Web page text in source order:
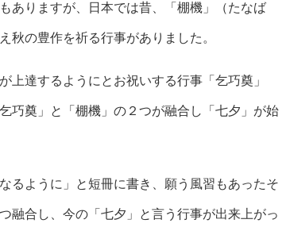
ありますが、日本では昔、「棚機」（たなば
秋の豊作を祈る行事がありました。
上達するようにとお祝いする行事「乞巧奠」
巧奠」と「棚機」の２つが融合し「七夕」が始
るように」と短冊に書き、願う風習もあったそ
融合し、今の「七夕」と言う行事が出来上がっ